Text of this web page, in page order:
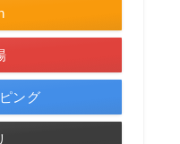
ング